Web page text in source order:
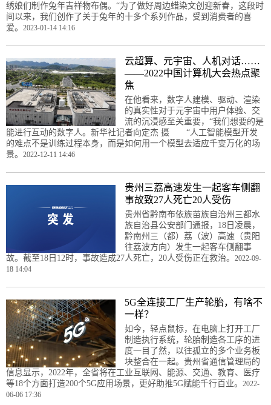
绣娘们制作兔年吉祥物布偶。“为了做好周边蜡染文创迎新春，这段时
间以来，我们创作了关于兔年的十多个系列作品，受到消费者的喜
爱。 2023-01-14 14:16
云超算、元宇宙、人机对话……
——2022中国计算机大会热点聚
焦
在他看来，数字人建模、驱动、渲染
的真实性对于元宇宙中用户体验、交
流的沉浸感至关重要，“我们想要的是
能进行互动的数字人。新华社记者向定杰 摄 “人工智能模型开发
的难点不是训练过程本身，而是如何用一个模型去适应千变万化的场
景。 2022-12-11 14:46
贵州三荔高速发生一起客车侧翻
事故致27人死亡20人受伤
贵州省黔南布依族苗族自治州三都水
族自治县公安部门通报，18日凌晨，
黔南州三（都）荔（波）高速（贵阳
往荔波方向）发生一起客车侧翻事
故。截至18日12时，事故造成27人死亡，20人受伤正在救治。 2022-09-
18 14:04
5G全连接工厂生产轮胎，有啥不
一样？
如今，轻点鼠标，在电脑上打开工厂
制造执行系统，轮胎制造各工序的进
度一目了然，以往孤立的多个业务板
块整合在一起。贵州省通信管理局的
信息显示，2022年，全省将在工业互联网、能源、交通、教育、医疗
等18个方面打造200个5G应用场景，更好助推5G赋能千行百业。 2022-
06-06 17:36